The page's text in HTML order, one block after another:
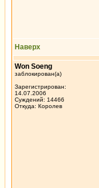
Наверх
Won Soeng
заблокирован(а)
Зарегистрирован:
14.07.2006
Суждений: 14466
Откуда: Королев